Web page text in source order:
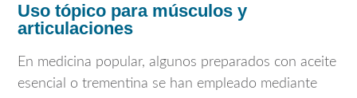
Uso tópico para músculos y
articulaciones
En medicina popular, algunos preparados con aceite
esencial o trementina se han empleado mediante